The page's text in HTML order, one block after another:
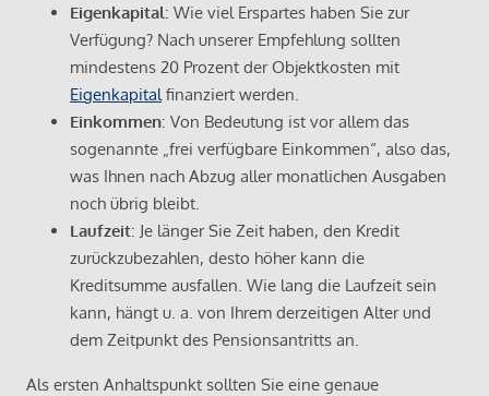
Eigenkapital: Wie viel Erspartes haben Sie zur
Verfügung? Nach unserer Empfehlung sollten
mindestens 20 Prozent der Objektkosten mit
Eigenkapital finanziert werden.
Einkommen: Von Bedeutung ist vor allem das
sogenannte „frei verfügbare Einkommen“, also das,
was Ihnen nach Abzug aller monatlichen Ausgaben
noch übrig bleibt.
Laufzeit: Je länger Sie Zeit haben, den Kredit
zurückzubezahlen, desto höher kann die
Kreditsumme ausfallen. Wie lang die Laufzeit sein
kann, hängt u. a. von Ihrem derzeitigen Alter und
dem Zeitpunkt des Pensionsantritts an.
Als ersten Anhaltspunkt sollten Sie eine genaue